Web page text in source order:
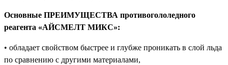
Основные ПРЕИМУЩЕСТВА противогололедного
реагента «АЙСМЕЛТ МИКС»:
• обладает свойством быстрее и глубже проникать в слой льда
по сравнению с другими материалами,